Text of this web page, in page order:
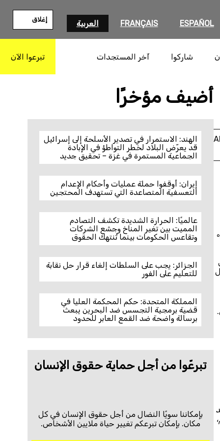
ESPAÑOL
FRANÇAIS العربية إغلاق
شاركوا آخر المستجدات تبرعوا الآن
أضيف مؤخرًا
الهند: الاستمرار في تصدير الأسلحة إلى إسرائيل
قد يعرّض البلاد لخطر التواطؤ في الإبادة
الجماعية المستمرة في غزة – تحقيق جديد
إيران: أوقفوا حملة عمليات وأحكام الإعدام
التعسفية المتصاعدة التي تستهدف المحتجين
عالميًا: الحرارة الشديدة تكشف التصادم
المميت بين تغير المناخ وجشع الشركات
وتقاعس الحكومات بينما تُنتهك الحقوق
الجزائر: يجب على السلطات إلغاء قرار حل نقابة
للتعليم على الفور
المملكة المتحدة: حكم المحكمة العليا في
قضية برمجية التجسس ضد البحرين يبعث
برسالة واضحة ضد القمع العابر للحدود
تبرعّوا من أجل حماية حقوق الإنسان
بإمكاننا سويًا النضال من أجل حقوق الإنسان في كل
مكان. بإمكان تبرعكم تغيير حياة ملايين الأشخاص.